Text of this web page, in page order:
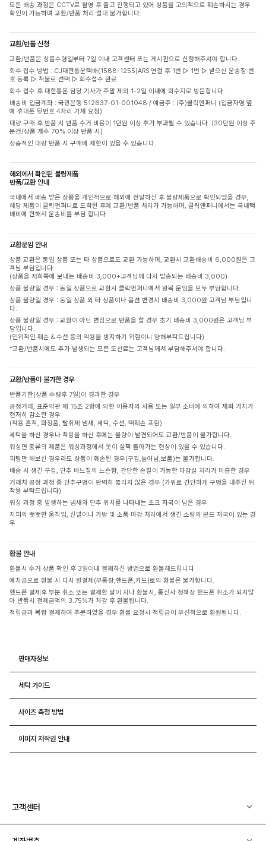
모든 배송 과정은 CCTV로 촬영 후 출고 진행되고 있어 상품을 고의적으로 훼손하시는 경우
확인이 가능하며 교환/반품 처리 절대 불가합니다.
교환/반품 신청
교환/반품은 상품수령일부터 7일 이내 고객센터 또는 게시판으로 신청해주셔야 합니다.
회수 접수 방법 : CJ대한통운택배(1588-1255)ARS 연결 후 1번 ▷ 1번 ▷ 받으신 운송장 번
호 등록 ▷ 착불로 선택 ▷ 회수접수 완료
회수 접수 후 대한통운 담당 기사가 주말 제외 1-2일 이내에 회수지로 방문합니다.
배송비 입금계좌 : 국민은행 512637-01-001048 / 예금주 : (주)클릭앤퍼니 (입금자명 옆
에 휴대폰 뒷번호 4자리 기재 요청)
대량 구매 후 반품 시 반품 수거 비용이 1만원 이상 추가 부과될 수 있습니다. (30만원 이상 주
문건/상품 개수 70% 이상 반품 시)
상습적인 대량 반품 시 구매에 제한이 있을 수 있습니다.
해외에서 확인된 불량제품
반품/교환 안내
국내에서 배송 받은 상품을 개인적으로 해외에 전달하신 후 불량제품으로 확인되었을 경우,
해당 제품이 클릭앤퍼니로 도착된 후에 교환/반품 처리가 가능하며, 클릭앤퍼니에서는 국내택
배비에 한해서 운송비를 부담 합니다
교환운임 안내
상품 교환은 동일 상품 또는 타 상품으로도 교환 가능하며, 교환시 교환배송비 6,000원은 고
객님 부담입니다.
(상품을 저희쪽에 보내는 배송비 3,000+고객님께 다시 발송되는 배송비 3,000)
상품 불량일 경우 : 동일 상품으로 교환시 클릭앤퍼니에서 왕복 운임을 모두 부담합니다.
상품 불량일 경우 : 동일 상품 외 타 상품이나 옵션 변경시 배송비 3,000원 고객님 부담입니
다.
상품 불량일 경우 : 교환이 아닌 변심으로 반품을 할 경우 초기 배송비 3,000원은 고객님 부
담입니다.
(인위적인 훼손 & 수선 등의 악용을 방지하기 위함이니 양해부탁드립니다)
*교환/반품시에도 추가 발생되는 모든 도선료는 고객님께서 부담해주셔야 합니다.
교환/반품이 불가한 경우
반품기한(상품 수령후 7일)이 경과한 경우
공정거래, 표준약관 제 15조 2항에 의한 이용자의 사용 또는 일부 소비에 의하여 재화 가치가
현저히 감소한 경우
(착용 흔적, 화장품, 탈취제 냄새, 세탁, 수선, 택훼손 포함)
세탁을 하신 경우나 착용을 하신 후에는 불량이 발견되어도 교환/반품이 불가합니다.
워싱면 종류의 제품은 워싱과정에서 옷이 살짝 돌아가는 현상이 있을 수 있습니다.
피팅만 해보신 경우라도 상품이 훼손된 경우(구김,늘어남,보풀)는 불가합니다.
배송 시 생긴 구김, 단추 바느질의 느슨함, 간단한 손질이 가능한 마감실 처리가 미흡한 경우
거래처 공정 과정 중 단추구멍이 완벽히 뚫리지 않은 경우 (가위로 간단하게 구멍을 내주신 뒤
착용 부탁드립니다)
워싱 과정 중 발생하는 냄새와 단추 위치를 나타내는 초크 자국이 남은 경우
지퍼의 뻣뻣한 움직임, 신발이나 가방 및 소품 마감 처리에서 생긴 소량의 본드 자국이 있는 경
우
환불 안내
환불시 수거 상품 확인 후 3일이내 결제하신 방법으로 환불해드립니다
예치금으로 환불 시 다시 원결제(무통장,핸드폰,카드)로의 환불은 불가합니다.
핸드폰 결제후 부분 취소 또는 결제한 달이 지나 환불시, 통신사 정책상 핸드폰 취소가 되지않
아 반품시 결제금액의 3.75%가 차감 후 환불됩니다.
적립금과 복합 결제하여 주문하였을 경우 환불 요청시 적립금이 우선적으로 환원됩니다.
판매자정보
세탁 가이드
사이즈 측정 방법
이미지 저작권 안내
고객센터